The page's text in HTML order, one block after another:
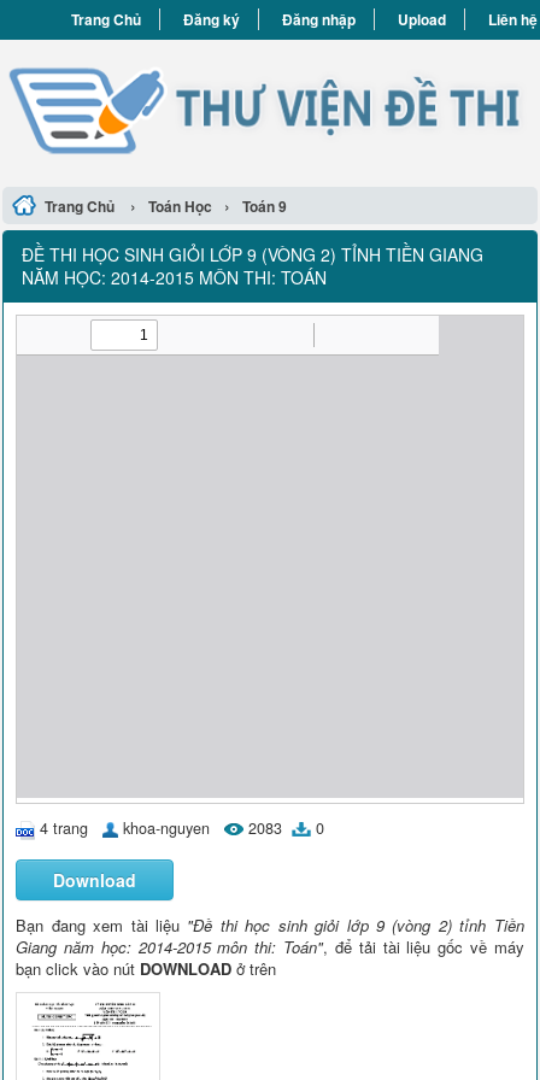
Trang Chủ Đăng ký Đăng nhập Upload Liên hệ
Trang Chủ › Toán Học › Toán 9
ĐỀ THI HỌC SINH GIỎI LỚP 9 (VÒNG 2) TỈNH TIỀN GIANG
NĂM HỌC: 2014-2015 MÔN THI: TOÁN
4 trang khoa-nguyen 2083 0
Download
Bạn đang xem tài liệu "Đề thi học sinh giỏi lớp 9 (vòng 2) tỉnh Tiền
Giang năm học: 2014-2015 môn thi: Toán", để tải tài liệu gốc về máy
bạn click vào nút DOWNLOAD ở trên